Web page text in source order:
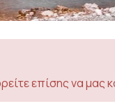
επίσης να μας